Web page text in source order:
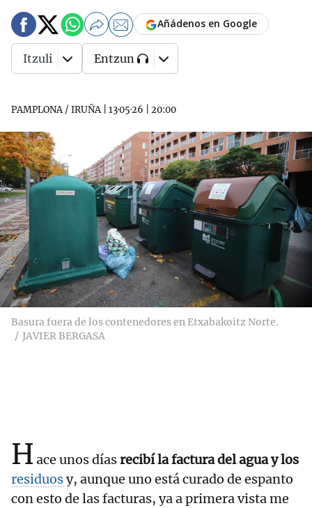
PAMPLONA / IRUÑA| 13·05·26 20:00
Añádenos en Google
Itzuli Entzun
Basura fuera de los contenedores en Etxabakoitz Norte.
JAVIER BERGASA
H ace unos díasrecibí la factura del agua y los
residuosy, aunque uno está curado de espanto
con esto de las facturas, ya a primera vista me